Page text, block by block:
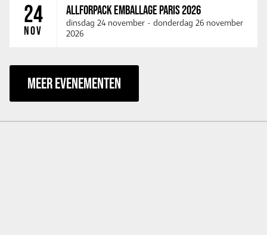
24
NOV
ALLFORPACK EMBALLAGE PARIS 2026
dinsdag 24 november - donderdag 26 november
2026
MEER EVENEMENTEN